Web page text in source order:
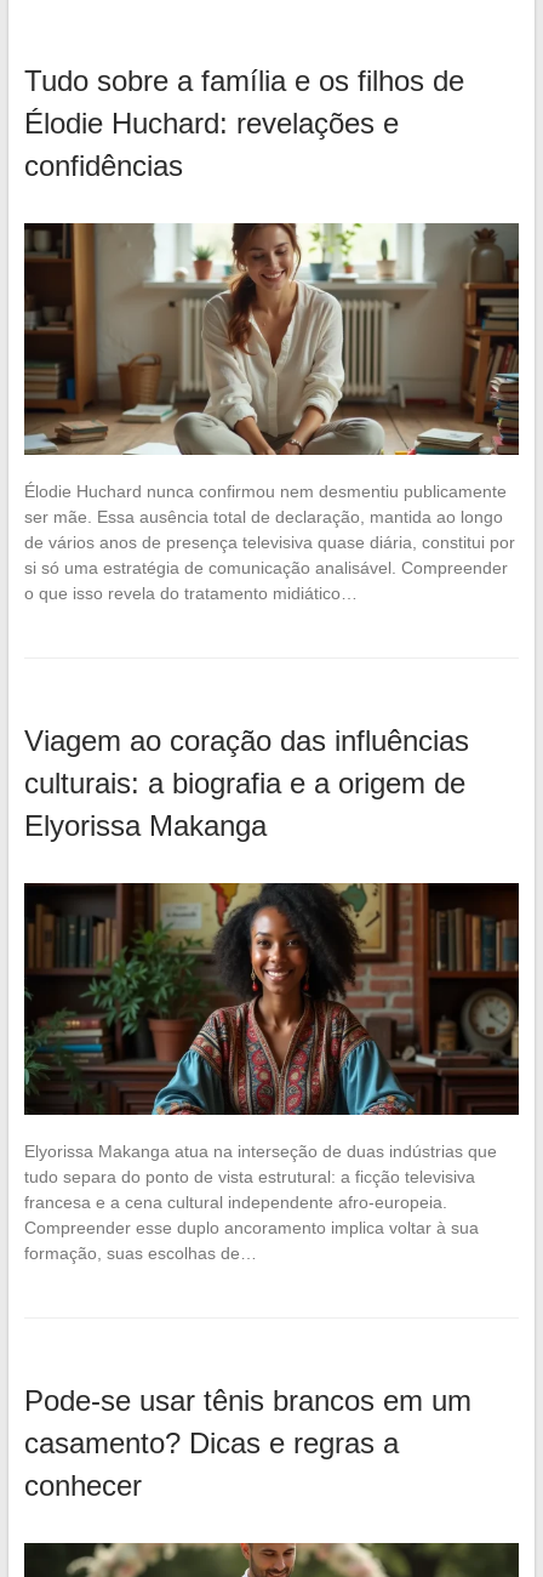
Tudo sobre a família e os filhos de
Élodie Huchard: revelações e
confidências
Élodie Huchard nunca confirmou nem desmentiu publicamente
ser mãe. Essa ausência total de declaração, mantida ao longo
de vários anos de presença televisiva quase diária, constitui por
si só uma estratégia de comunicação analisável. Compreender
o que isso revela do tratamento midiático…
Viagem ao coração das influências
culturais: a biografia e a origem de
Elyorissa Makanga
Elyorissa Makanga atua na interseção de duas indústrias que
tudo separa do ponto de vista estrutural: a ficção televisiva
francesa e a cena cultural independente afro-europeia.
Compreender esse duplo ancoramento implica voltar à sua
formação, suas escolhas de…
Pode-se usar tênis brancos em um
casamento? Dicas e regras a
conhecer